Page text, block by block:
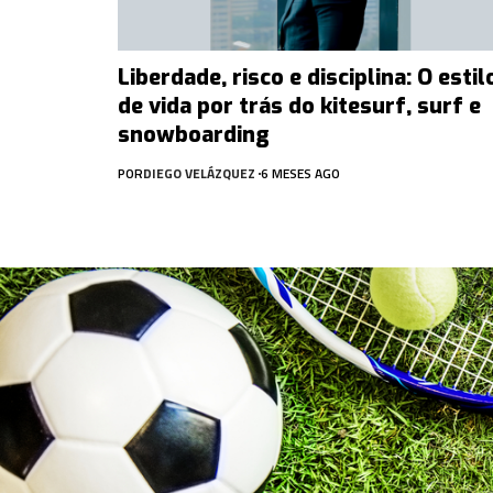
Liberdade, risco e disciplina: O
de vida por trás do kitesurf, surf e
snowboarding
PORDIEGO VELÁZQUEZ 6 MESES AGO